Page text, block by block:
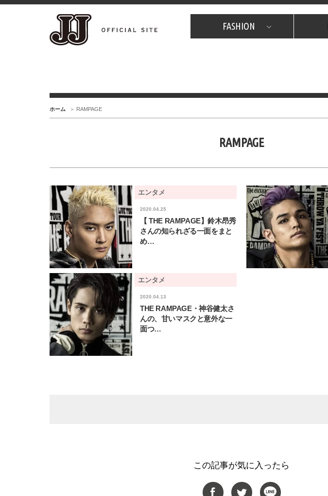
FASHION
ホーム RAMPAGE
RAMPAGE
エンタメ
2020.04.25
【 THE RAMPAGE】鈴木昂秀
さんの知られざる一面をまと
め…
エンタメ
2020.04.13
THE RAMPAGE・神谷健太さ
んの、甘いマスクと意外な一
面つ…
この記事が気に入ったら
ィ大好き！ 松川 星のお気に入り
コスメをCHECK
2025.12.16